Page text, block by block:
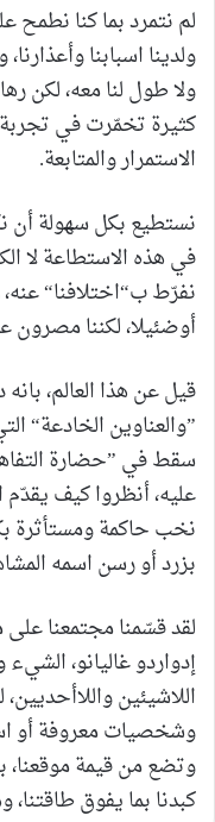
لم نتمرد بما كنا نطمح
ولدينا اسبابنا
ولا طول لنا معه، لكن
كثيرة تخمّرت في تجربة
الاستمرار والمتابعة.
نستطيع بكل سهولة أن
في هذه الاستطاعة لا
نفرّط ب“اختلافنا“
أوضئيلا، لكننا مصرون
قيل عن هذا العالم،
”والعناوين الخادعة“
سقط في ”حضارة
عليه، أنظروا كيف
نخب حاكمة ومستأثرة
بزرد أو رسن اسمه
لقد قسّمنا مجتمعنا على
إدواردو غاليانو،
اللاشيئين
وشخصيات معروفة أو
وتضع من قيمة
كبدنا بما يفوق طاقتنا،